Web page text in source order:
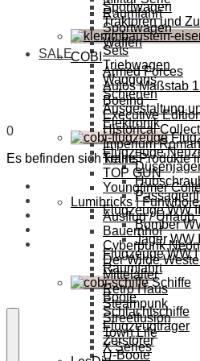
Sportwagen
Traktoren und
Sets
Triebwagen
Waggons
Schienen
Ausgestaltung
Elektronik
Flugzeuge
Flugzeuge WW II
Bomber
Jäger WW II
Flugzeuge WW I
Raumfahrt
Schiffe
Boote
Schlachtschiffe
Flugzeugträger
Zerstörer
U-Boote
Raumfahrt
Sportwagen
Waffen
COBI
Armed Forces
Autos Maßstab
Boeing
Executive
Historical
Imperium
Trains
TOP GUN
Youngtimer
Lumibricks | Funwhole
Ausflug / Urlaub
Bauernhof
Cyberpunk
Der Wilde
Mittelalter
Retro Haus
Steampunk
Streetfusion
Town Life
X Series
SALE
0
Es befinden sich keine Produkte